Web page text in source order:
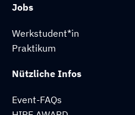
Jobs
Werkstudent*in
Praktikum
Nützliche Infos
Event-FAQs